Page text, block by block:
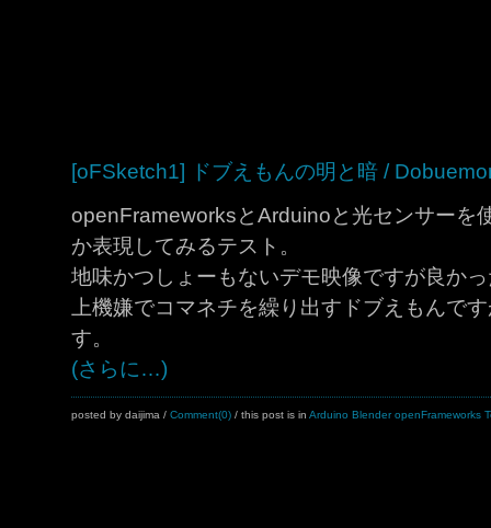
[oFSketch1] ドブえもんの明と暗 /
openFrameworksとArduinoと光センサーを
か表現してみるテスト。
地味かつしょーもないデモ映像ですが良か
上機嫌でコマネチを繰り出すドブえもんで
す。
(さらに…)
posted by daijima / Comment(0) / this post is in Arduino Blender openFrameworks